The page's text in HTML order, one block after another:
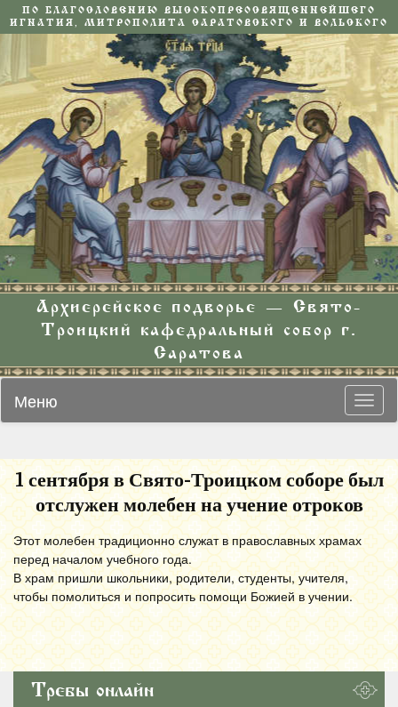
ПО БЛАГОСЛОВЕНИЮ ВЫСОКОПРЕОСВЯЩЕННЕЙШЕГО
ИГНАТИЯ, МИТРОПОЛИТА САРАТОВСКОГО И ВОЛЬСКОГО
Архиерейское подворье — Свято-
Троицкий кафедральный собор г.
Саратова
Меню
1 сентября в Свято-Троицком соборе был
отслужен молебен на учение отроков
Этот молебен традиционно служат в православных храмах
перед началом учебного года.
В храм пришли школьники, родители, студенты, учителя,
чтобы помолиться и попросить помощи Божией в учении.
Требы онлайн